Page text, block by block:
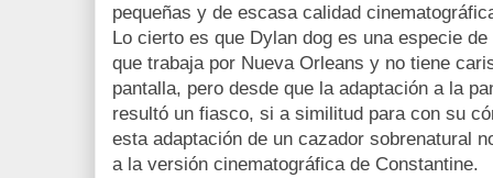
pequeñas y de escasa calidad
Lo cierto es que Dylan dog es una especie
que trabaja por Nueva Orleans y no tiene
pantalla, pero desde que la adaptación a la
resultó un fiasco, si a similitud para con su
esta adaptación de un cazador sobrenatural
a la versión cinematográfica de Constantine.